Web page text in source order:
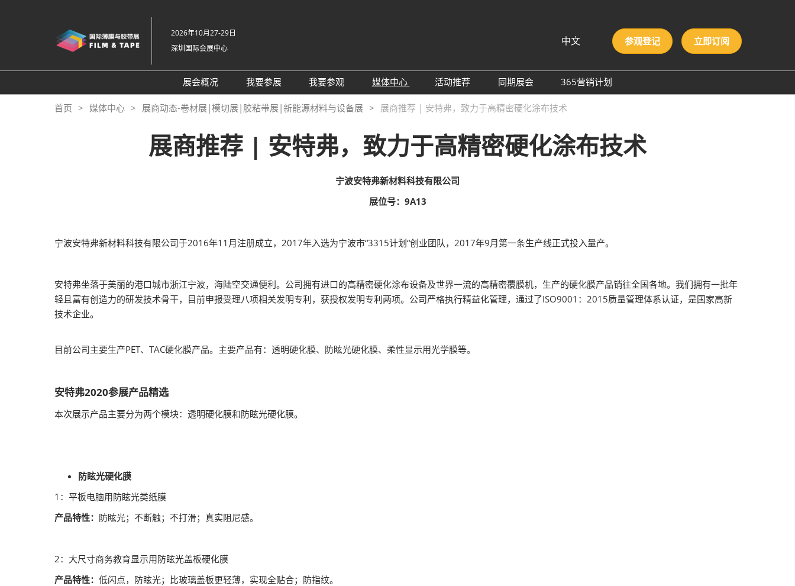
跳
转
容
2026年10月27-29日
深圳国际会展中心
中文
English
한국인
日本語
แบบไทย
Indonesia
参观登记 立即订阅
展会概况
展会概况
交通住宿
展馆平面图
我要参展
展位预定
展商增值服务
我要参观
参观预登记
展商名录
展商说
媒体中心
行业新闻
展商动态
订阅电邮
活动推荐
会议论坛
同期展会
深圳国际胶粘剂及化工原料
国际高性能材料展
亚洲材料周
365营销计划
首页 媒体中心 展商动态-卷材展|模切展|胶粘带展|新能源材料与设备展 展商推荐 | 安特弗，致力于高精密硬化涂布技术
展商推荐 | 安特弗，致力于高精密硬化涂布技术
宁波安特弗新材料科技有限公司
展位号：9A13
宁波安特弗新材料科技有限公司于2016年11月注册成立，2017年入选为宁波市“3315计划“创业团队，2017年9月第一条生产线正式投入量产。
安特弗坐落于美丽的港口城市浙江宁波，海陆空交通便利。公司拥有进口的高精密硬化涂布设备及世界一流的高精密覆膜机，生产的硬化膜产品销往全国各地。我们拥有一批年
轻且富有创造力的研发技术骨干，目前申报受理八项相关发明专利，获授权发明专利两项。公司严格执行精益化管理，通过了ISO9001：2015质量管理体系认证，是国家高新
技术企业。
目前公司主要生产PET、TAC硬化膜产品。主要产品有：透明硬化膜、防眩光硬化膜、柔性显示用光学膜等。
安特弗2020参展产品精选
本次展示产品主要分为两个模块：透明硬化膜和防眩光硬化膜。
防眩光硬化膜
1：平板电脑用防眩光类纸膜
产品特性： 防眩光；不断触；不打滑；真实阻尼感。
2：大尺寸商务教育显示用防眩光盖板硬化膜
产品特性： 低闪点，防眩光；比玻璃盖板更轻薄，实现全贴合；防指纹。